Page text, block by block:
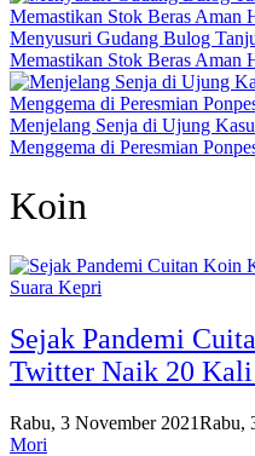
Menyusuri Gudang Bulog
Memastikan Stok Beras Aman
Menjelang Senja di Ujung
Menggema di Peresmian
Koin
Suara Kepri
Sejak Pandemi
Twitter Naik 20
Rabu, 3 November 2021Rabu,
Mori